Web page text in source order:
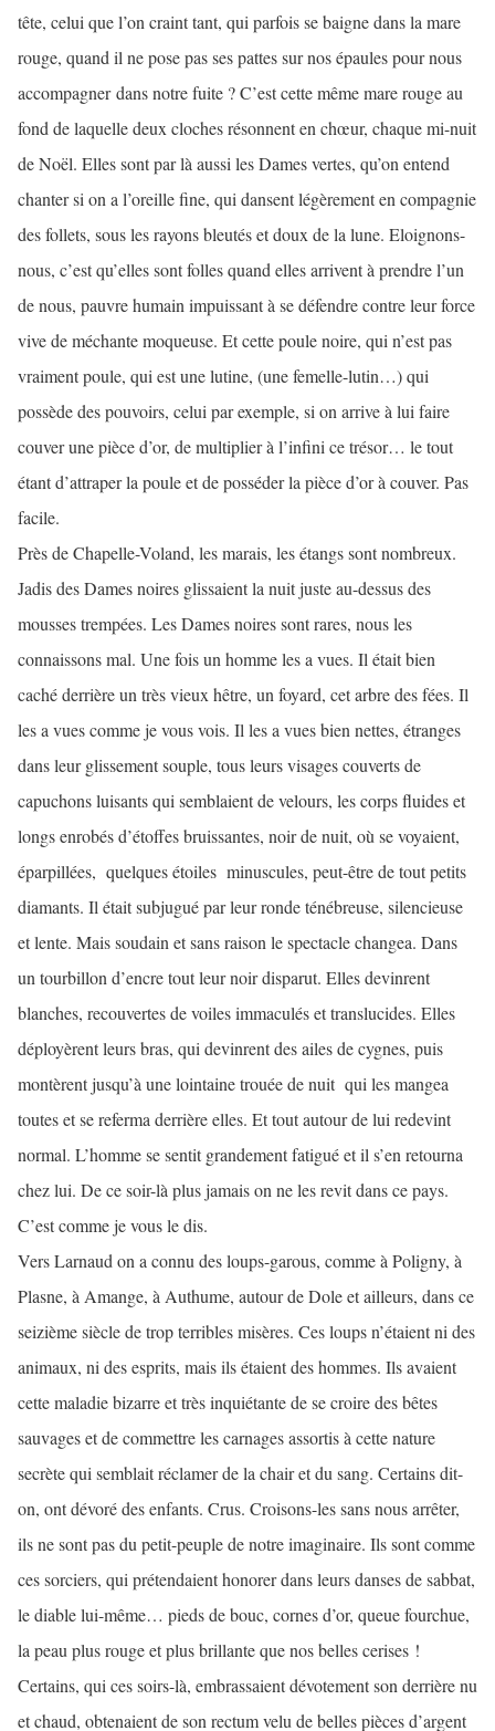
tête, celui que l’on craint tant, qui parfois se baigne dans la mare
rouge, quand il ne pose pas ses pattes sur nos épaules pour nous
accompagner dans notre fuite ? C’est cette même mare rouge au
fond de laquelle deux cloches résonnent en chœur, chaque mi-nuit
de Noël. Elles sont par là aussi les Dames vertes, qu’on entend
chanter si on a l’oreille fine, qui dansent légèrement en compagnie
des follets, sous les rayons bleutés et doux de la lune. Eloignons-
nous, c’est qu’elles sont folles quand elles arrivent à prendre l’un
de nous, pauvre humain impuissant à se défendre contre leur force
vive de méchante moqueuse. Et cette poule noire, qui n’est pas
vraiment poule, qui est une lutine, (une femelle-lutin…) qui
possède des pouvoirs, celui par exemple, si on arrive à lui faire
couver une pièce d’or, de multiplier à l’infini ce trésor… le tout
étant d’attraper la poule et de posséder la pièce d’or à couver. Pas
facile.
Près de Chapelle-Voland, les marais, les étangs sont nombreux.
Jadis des Dames noires glissaient la nuit juste au-dessus des
mousses trempées. Les Dames noires sont rares, nous les
connaissons mal. Une fois un homme les a vues. Il était bien
caché derrière un très vieux hêtre, un foyard, cet arbre des fées. Il
les a vues comme je vous vois. Il les a vues bien nettes, étranges
dans leur glissement souple, tous leurs visages couverts de
capuchons luisants qui semblaient de velours, les corps fluides et
longs enrobés d’étoffes bruissantes, noir de nuit, où se voyaient,
éparpillées, quelques étoiles minuscules, peut-être de tout petits
diamants. Il était subjugué par leur ronde ténébreuse, silencieuse
et lente. Mais soudain et sans raison le spectacle changea. Dans
un tourbillon d’encre tout leur noir disparut. Elles devinrent
blanches, recouvertes de voiles immaculés et translucides. Elles
déployèrent leurs bras, qui devinrent des ailes de cygnes, puis
montèrent jusqu’à une lointaine trouée de nuit qui les mangea
toutes et se referma derrière elles. Et tout autour de lui redevint
normal. L’homme se sentit grandement fatigué et il s’en retourna
chez lui. De ce soir-là plus jamais on ne les revit dans ce pays.
C’est comme je vous le dis.
Vers Larnaud on a connu des loups-garous, comme à Poligny, à
Plasne, à Amange, à Authume, autour de Dole et ailleurs, dans ce
seizième siècle de trop terribles misères. Ces loups n’étaient ni des
animaux, ni des esprits, mais ils étaient des hommes. Ils avaient
cette maladie bizarre et très inquiétante de se croire des bêtes
sauvages et de commettre les carnages assortis à cette nature
secrète qui semblait réclamer de la chair et du sang. Certains dit-
on, ont dévoré des enfants. Crus. Croisons-les sans nous arrêter,
ils ne sont pas du petit-peuple de notre imaginaire. Ils sont comme
ces sorciers, qui prétendaient honorer dans leurs danses de sabbat,
le diable lui-même… pieds de bouc, cornes d’or, queue fourchue,
la peau plus rouge et plus brillante que nos belles cerises !
Certains, qui ces soirs-là, embrassaient dévotement son derrière nu
et chaud, obtenaient de son rectum velu de belles pièces d’argent